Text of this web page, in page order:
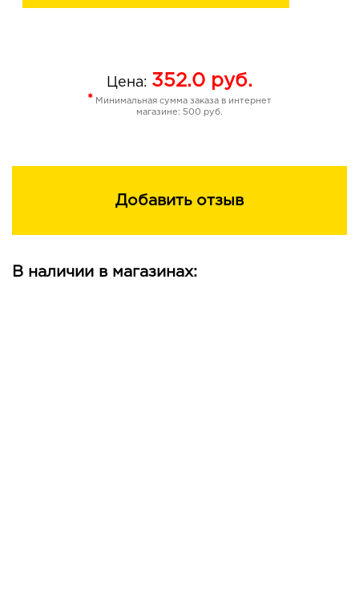
Цена: 352.0 руб.
* Минимальная сумма заказа в интернет
магазине: 500 руб.
Добавить отзыв
В наличии в магазинах: